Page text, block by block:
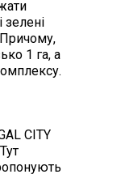
зелені
Причому,
1 га, а
CITY